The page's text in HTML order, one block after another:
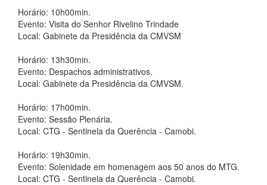
Horário: 10h00min.
Evento: Visita do Senhor Rivelino Trindade
Local: Gabinete da Presidência da CMVSM
Horário: 13h30min.
Evento: Despachos administrativos.
Local: Gabinete da Presidência da CMVSM.
Horário: 17h00min.
Evento: Sessão Plenária.
Local: CTG - Sentinela da Querência - Camobi.
Horário: 19h30min.
Evento: Solenidade em homenagem aos 50 anos do MTG.
Local: CTG - Sentinela da Querência - Camobi.